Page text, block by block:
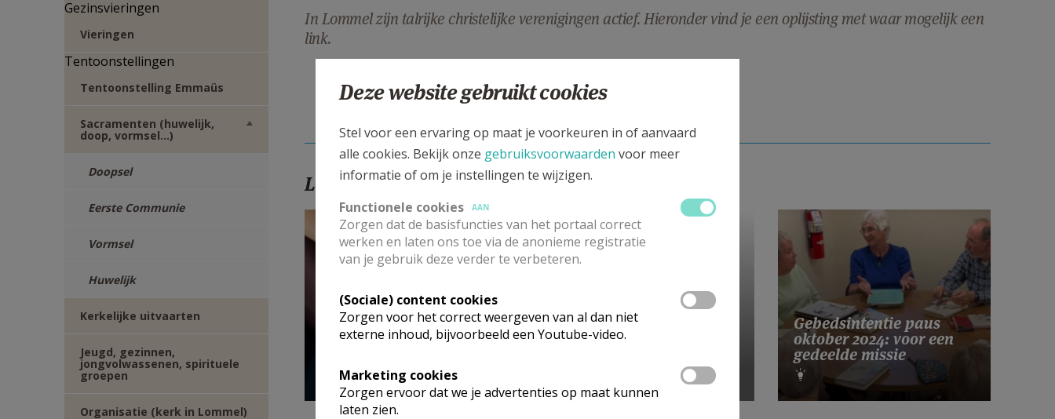
Gezinsvieringen
Vieringen
Tentoonstellingen
Tentoonstelling Emmaüs
Sacramenten (huwelijk,
doop, vormsel…)
Doopsel
Eerste Communie
Vormsel
Huwelijk
Kerkelijke uitvaarten
Jeugd, gezinnen,
jongvolwassenen, spirituele
groepen
Organisatie (kerk in Lommel)
In Lommel zijn talrijke christelijke verenigingen actief. Hieronder vind je een oplijsting met waar mogelijk een
link.
Lees meer
Beroepsvereniging Lanceringsavond boek
Gebedsintentie paus
oktober 2024: voor een
gedeelde missie
Deze website gebruikt cookies
Stel voor een ervaring op maat je voorkeuren in of aanvaard
alle cookies. Bekijk onze gebruiksvoorwaarden voor meer
informatie of om je instellingen te wijzigen.
Functionele cookies
AAN
Zorgen dat de basisfuncties van het portaal correct
werken en laten ons toe via de anonieme registratie
van je gebruik deze verder te verbeteren.
(Sociale) content cookies
Zorgen voor het correct weergeven van al dan niet
externe inhoud, bijvoorbeeld een Youtube-video.
Marketing cookies
Zorgen ervoor dat we je advertenties op maat kunnen
laten zien.